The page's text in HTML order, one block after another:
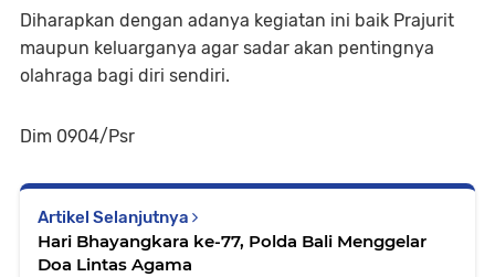
Diharapkan dengan adanya kegiatan ini baik Prajurit
maupun keluarganya agar sadar akan pentingnya
olahraga bagi diri sendiri.
Dim 0904/Psr
Artikel Selanjutnya
Hari Bhayangkara ke-77, Polda Bali Menggelar
Doa Lintas Agama